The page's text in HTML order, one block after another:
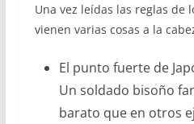
Una vez leídas las reglas de
vienen varias cosas a la
El punto fuerte de
Un soldado bisoño
barato que en otros